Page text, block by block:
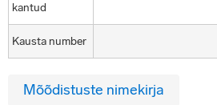
kantud
Kausta number
Mõõdistuste nimekirja